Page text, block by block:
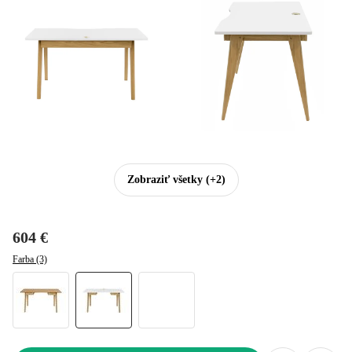
Zobraziť všetky(+2)
604 €
Farba (3)